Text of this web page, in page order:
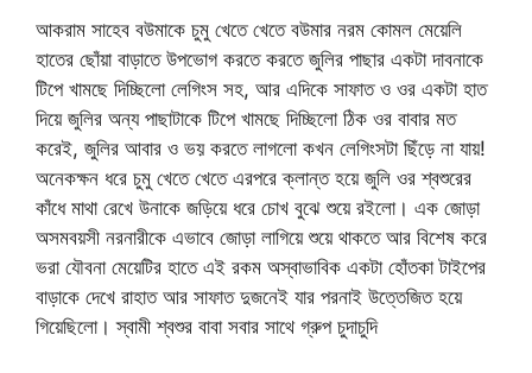
আকরাম সাহেব বউমাকে চুমু খেতে খেতে বউমার নরম কোমল মেয়েলি
হাতের ছোঁয়া বাড়াতে উপভোগ করতে করতে জুলির পাছার একটা দাবনাকে
টিপে খামছে দিচ্ছিলো লেগিংস সহ, আর এদিকে সাফাত ও ওর একটা হাত
দিয়ে জুলির অন্য পাছাটাকে টিপে খামছে দিচ্ছিলো ঠিক ওর বাবার মত
করেই, জুলির আবার ও ভয় করতে লাগলো কখন লেগিংসটা ছিঁড়ে না যায়!
অনেকক্ষন ধরে চুমু খেতে খেতে এরপরে ক্লান্ত হয়ে জুলি ওর শ্বশুরের
কাঁধে মাথা রেখে উনাকে জড়িয়ে ধরে চোখ বুঝে শুয়ে রইলো। এক জোড়া
অসমবয়সী নরনারীকে এভাবে জোড়া লাগিয়ে শুয়ে থাকতে আর বিশেষ করে
ভরা যৌবনা মেয়েটির হাতে এই রকম অস্বাভাবিক একটা হোঁতকা টাইপের
বাড়াকে দেখে রাহাত আর সাফাত দুজনেই যার পরনাই উত্তেজিত হয়ে
গিয়েছিলো। স্বামী শ্বশুর বাবা সবার সাথে গ্রুপ চুদাচুদি